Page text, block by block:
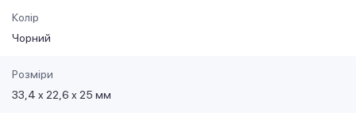
Колір
Чорний
Розміри
33,4 x 22,6 x 25 мм